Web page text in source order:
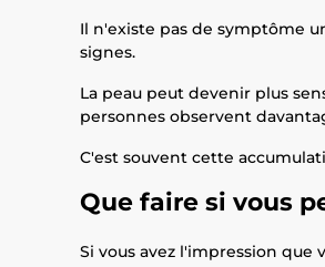
Il n'existe pas de symptôme
signes.
La peau peut devenir plus
personnes observent
C'est souvent cette
Que faire si vous
Si vous avez l'impression